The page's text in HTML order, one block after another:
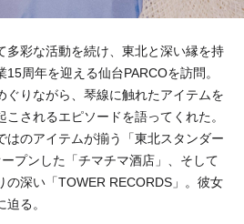
多彩な活動を続け、東北と深い縁を持
周年を迎える仙台PARCOを訪問。
ぐりながら、琴線に触れたアイテムを
されるエピソードを語ってくれた。
はのアイテムが揃う「東北スタンダー
プンした「チマチマ酒店」、そして
の深い「TOWER RECORDS」。彼女
る。